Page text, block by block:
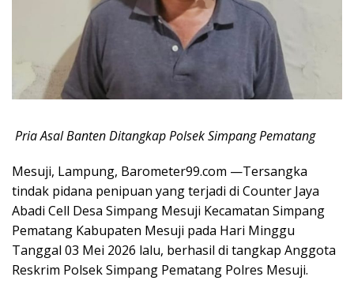
Pria Asal Banten Ditangkap Polsek Simpang Pematang
Mesuji, Lampung, Barometer99.com —Tersangka
tindak pidana penipuan yang terjadi di Counter Jaya
Abadi Cell Desa Simpang Mesuji Kecamatan Simpang
Pematang Kabupaten Mesuji pada Hari Minggu
Tanggal 03 Mei 2026 lalu, berhasil di tangkap Anggota
Reskrim Polsek Simpang Pematang Polres Mesuji.